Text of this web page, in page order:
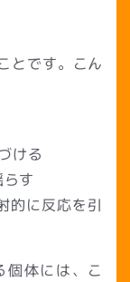
です。 こん
ける
す
的に反応を引
個体には、こ